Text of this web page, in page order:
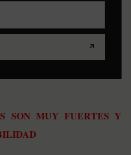
↗
SON MUY FUERTES Y